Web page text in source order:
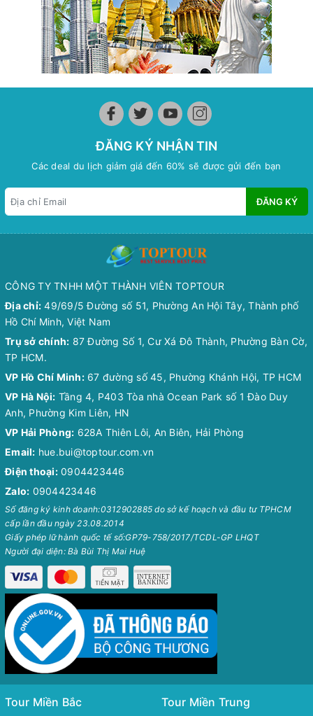
ĐĂNG KÝ NHẬN TIN
Các deal du lịch giảm giá đến 60% sẽ được gửi đến bạn
ĐĂNG KÝ
CÔNG TY TNHH MỘT THÀNH VIÊN TOPTOUR
Địa chỉ: 49/69/5 Đường số 51, Phường An Hội Tây, Thành phố
Hồ Chí Minh, Việt Nam
Trụ sở chính: 87 Đường Số 1, Cư Xá Đô Thành, Phường Bàn Cờ,
TP HCM.
VP Hồ Chí Minh: 67 đường số 45, Phường Khánh Hội, TP HCM
VP Hà Nội: Tầng 4, P403 Tòa nhà Ocean Park số 1 Đào Duy
Anh, Phường Kim Liên, HN
VP Hải Phòng: 628A Thiên Lôi, An Biên, Hải Phòng
Email: hue.bui@toptour.com.vn
Điện thoại: 0904423446
Zalo: 0904423446
Số đăng ký kinh doanh:0312902885 do sở kế hoạch và đầu tư TPHCM
cấp lần đầu ngày 23.08.2014
Giấy phép lữ hành quốc tế số:GP79-758/2017/TCDL-GP LHQT
Người đại diện: Bà Bùi Thị Mai Huệ
Tour Miền Bắc Tour Miền Trung